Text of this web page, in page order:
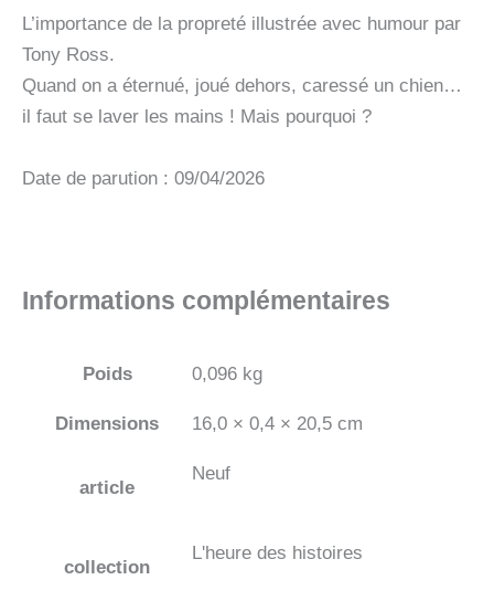
L’importance de la propreté illustrée avec humour par
Tony Ross.
Quand on a éternué, joué dehors, caressé un chien…
il faut se laver les mains ! Mais pourquoi ?
Date de parution : 09/04/2026
Informations complémentaires
Poids 0,096 kg
Dimensions 16,0 × 0,4 × 20,5 cm
article
Neuf
collection
L'heure des histoires